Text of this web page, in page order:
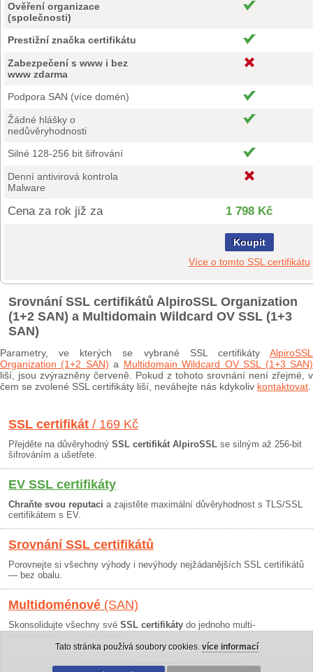
Ověření organizace
(společnosti)
Prestižní značka certifikátu
Zabezpečení s www i bez
www zdarma
Podpora SAN (více domén)
Žádné hlášky o
nedůvěryhodnosti
Silné 128-256 bit šifrování
Denní antivirová kontrola
Malware
Cena za rok již za 1 798 Kč
Koupit
Více o tomto SSL certifikátu
Srovnání SSL certifikátů AlpiroSSL Organization
(1+2 SAN) a Multidomain Wildcard OV SSL (1+3
SAN)
Parametry, ve kterých se vybrané SSL certifikáty AlpiroSSL
Organization (1+2 SAN) a Multidomain Wildcard OV SSL (1+3 SAN)
liší, jsou zvýrazněny červeně. Pokud z tohoto srovnání není zřejmé, v
čem se zvolené SSL certifikáty liší, neváhejte nás kdykoliv kontaktovat
SSL certifikát / 169 Kč
Přejděte na důvěryhodný SSL certifikát AlpiroSSL se silným až 256-bit
šifrováním a ušetřete.
EV SSL certifikáty
Chraňte svou reputaci a zajistěte maximální důvěryhodnost s TLS/SSL
certifikátem s EV.
Srovnání SSL certifikátů
Porovnejte si všechny výhody i nevýhody nejžádanějších SSL certifikátů
— bez obalu.
Multidoménové (SAN)
Skonsolidujte všechny své SSL certifikáty do jednoho multi-
Tato stránka používá soubory cookies. více informací